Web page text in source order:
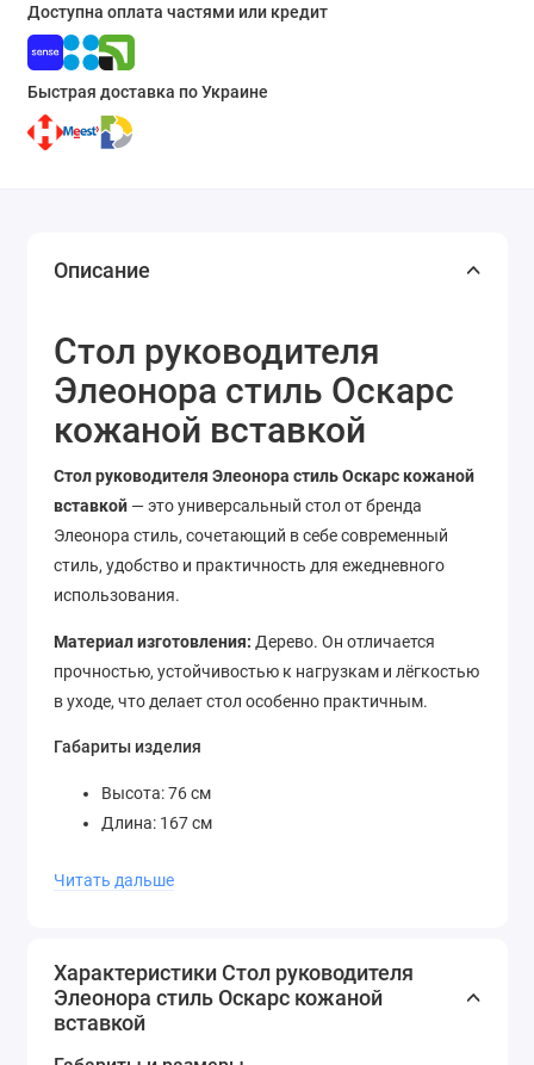
Доступна оплата частями или кредит
Быстрая доставка по Украине
Описание
Стол руководителя
Элеонора стиль Оскарс
кожаной вставкой
Стол руководителя Элеонора стиль Оскарс кожаной
вставкой — это универсальный стол от бренда
Элеонора стиль, сочетающий в себе современный
стиль, удобство и практичность для ежедневного
использования.
Материал изготовления: Дерево. Он отличается
прочностью, устойчивостью к нагрузкам и лёгкостью
в уходе, что делает стол особенно практичным.
Габариты изделия
Высота: 76 см
Длина: 167 см
Преимущества модели
Надёжная и прочная конструкция
Стильный универсальный дизайн
Просторная рабочая поверхность
Читать дальше
Характеристики Стол руководителя
Элеонора стиль Оскарс кожаной
вставкой